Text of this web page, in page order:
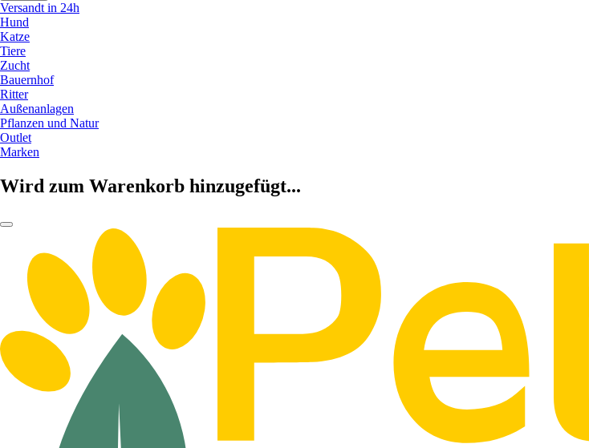
Versandt in 24h
Hund
Katze
Tiere
Zucht
Bauernhof
Ritter
Außenanlagen
Pflanzen und Natur
Outlet
Marken
Wird zum Warenkorb hinzugefügt...